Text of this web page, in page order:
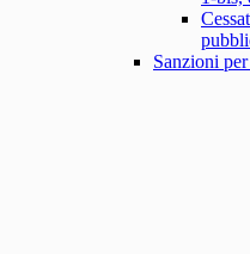
Sanzioni